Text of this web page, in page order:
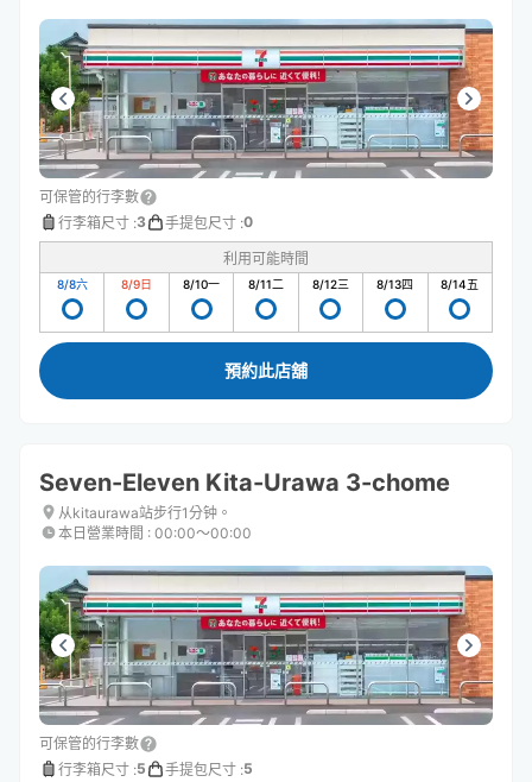
可保管的行李數
行李箱尺寸 :3 手提包尺寸 :0
利用可能時間
8/8六 8/9日 8/10一 8/11二 8/12三 8/13四 8/14五
預約此店舖
Seven-Eleven Kita-Urawa 3-chome
从kitaurawa站步行1分钟。
本日營業時間 : 00:00〜00:00
可保管的行李數
行李箱尺寸 :5 手提包尺寸 :5